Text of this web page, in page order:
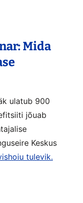
Mida
ulatub 900
jõuab
Keskus
tulevik.